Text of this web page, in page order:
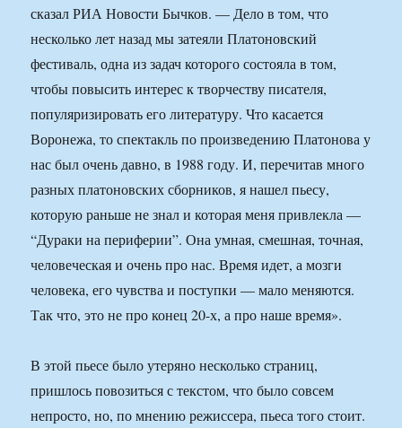
сказал РИА Новости Бычков. — Дело в том, что
несколько лет назад мы затеяли Платоновский
фестиваль, одна из задач которого состояла в том,
чтобы повысить интерес к творчеству писателя,
популяризировать его литературу. Что касается
Воронежа, то спектакль по произведению Платонова у
нас был очень давно, в 1988 году. И, перечитав много
разных платоновских сборников, я нашел пьесу,
которую раньше не знал и которая меня привлекла —
“Дураки на периферии”. Она умная, смешная, точная,
человеческая и очень про нас. Время идет, а мозги
человека, его чувства и поступки — мало меняются.
Так что, это не про конец 20-х, а про наше время».
В этой пьесе было утеряно несколько страниц,
пришлось повозиться с текстом, что было совсем
непросто, но, по мнению режиссера, пьеса того стоит.